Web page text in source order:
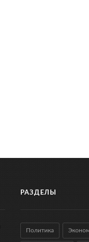
РАЗДЕЛЫ
Политика